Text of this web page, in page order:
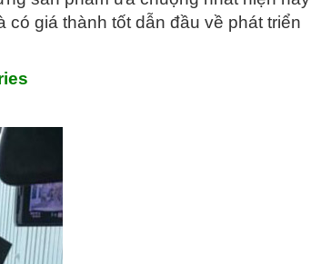
có giá thành tốt dẫn đầu về phát triển